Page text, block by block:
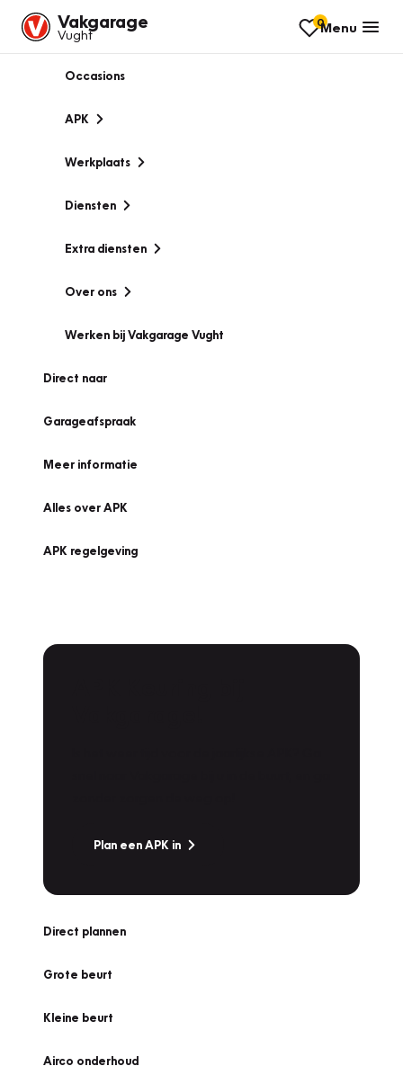
Vakgarage
Vught
0Menu
Occasions
APK
Werkplaats
Diensten
Extra diensten
Over ons
Werken bij Vakgarage Vught
Direct naar
Garageafspraak
Meer informatie
Alles over APK
APK regelgeving
Plan een APK in
Direct plannen
Grote beurt
Kleine beurt
Airco onderhoud